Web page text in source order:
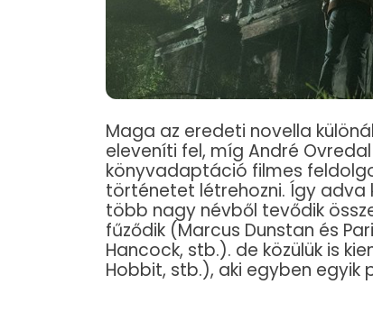
Maga az eredeti novella
eleveníti fel, míg André
könyvadaptáció filmes
történetet létrehozni. Így adva
több nagy névből tevődik
fűződik (Marcus Dunstan és
Hancock, stb.). de közülük is
Hobbit, stb.), aki egyben egyik